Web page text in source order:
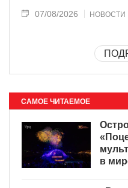
07/08/2026 НОВОСТИ
САМОЕ ЧИТАЕМОЕ
в